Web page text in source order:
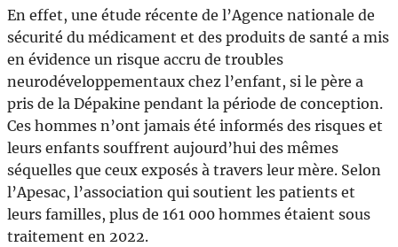
En effet, une étude récente de l’Agence nationale de
sécurité du médicament et des produits de santé a mis
en évidence un risque accru de troubles
neurodéveloppementaux chez l’enfant, si le père a
pris de la Dépakine pendant la période de conception.
Ces hommes n’ont jamais été informés des risques et
leurs enfants souffrent aujourd’hui des mêmes
séquelles que ceux exposés à travers leur mère. Selon
l’Apesac, l’association qui soutient les patients et
leurs familles, plus de 161 000 hommes étaient sous
traitement en 2022.